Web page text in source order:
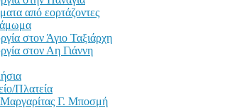
από εορτάζοντες
στον Άγιο Ταξιάρχη
στον Αη Γιάννη
Πλατεία
Γ. Μποσμή